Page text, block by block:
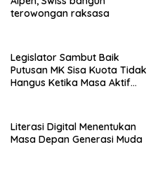
terowongan raksasa
Legislator Sambut Baik
Putusan MK Sisa Kuota Tidak
Hangus Ketika Masa Aktif
Literasi Digital Menentukan
Masa Depan Generasi Muda